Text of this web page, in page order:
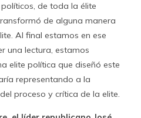
de toda la élite
de alguna manera
Al final estamos en ese
una lectura, estamos
elite política que diseñó este
representando a la
proceso y crítica de la elite.